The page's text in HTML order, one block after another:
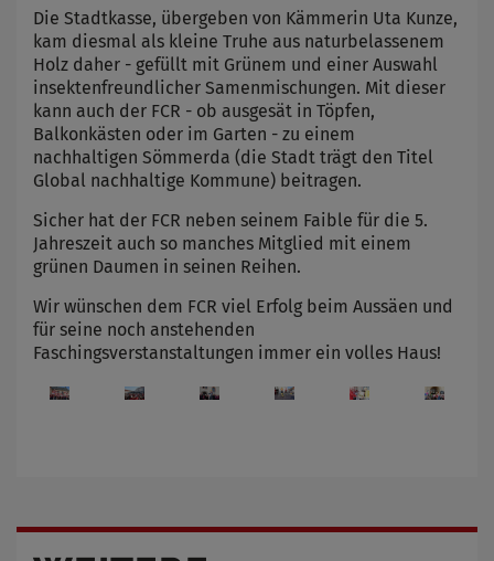
Die Stadtkasse, übergeben von Kämmerin Uta Kunze,
kam diesmal als kleine Truhe aus naturbelassenem
Holz daher - gefüllt mit Grünem und einer Auswahl
insektenfreundlicher Samenmischungen. Mit dieser
kann auch der FCR - ob ausgesät in Töpfen,
Balkonkästen oder im Garten - zu einem
nachhaltigen Sömmerda (die Stadt trägt den Titel
Global nachhaltige Kommune) beitragen.
Sicher hat der FCR neben seinem Faible für die 5.
Jahreszeit auch so manches Mitglied mit einem
grünen Daumen in seinen Reihen.
Wir wünschen dem FCR viel Erfolg beim Aussäen und
für seine noch anstehenden
Faschingsverstanstaltungen immer ein volles Haus!